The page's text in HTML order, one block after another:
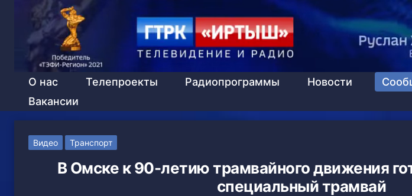
О нас Телепроекты Радиопрограммы Новости
Вакансии
Видео Транспорт
В Омске к 90-летию трамвайного движения
специальный трамвай